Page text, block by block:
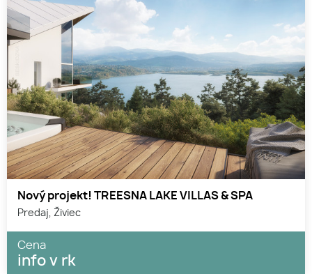
Nový projekt! TREESNA LAKE VILLAS & SPA
Predaj, Živiec
Cena
info v rk